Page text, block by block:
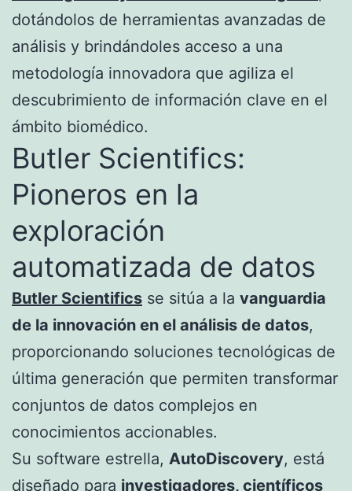
dotándolos de herramientas avanzadas de
análisis y brindándoles acceso a una
metodología innovadora que agiliza el
descubrimiento de información clave en el
ámbito biomédico.
Butler Scientifics:
Pioneros en la
exploración
automatizada de datos
Butler Scientifics se sitúa a la vanguardia
de la innovación en el análisis de datos,
proporcionando soluciones tecnológicas de
última generación que permiten transformar
conjuntos de datos complejos en
conocimientos accionables.
Su software estrella, AutoDiscovery, está
diseñado para investigadores, científicos